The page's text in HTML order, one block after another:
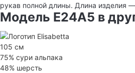
рукав полной длины. Длина изделия
Модель E24A5 в
105 см
75% сури альпака
48% шерсть